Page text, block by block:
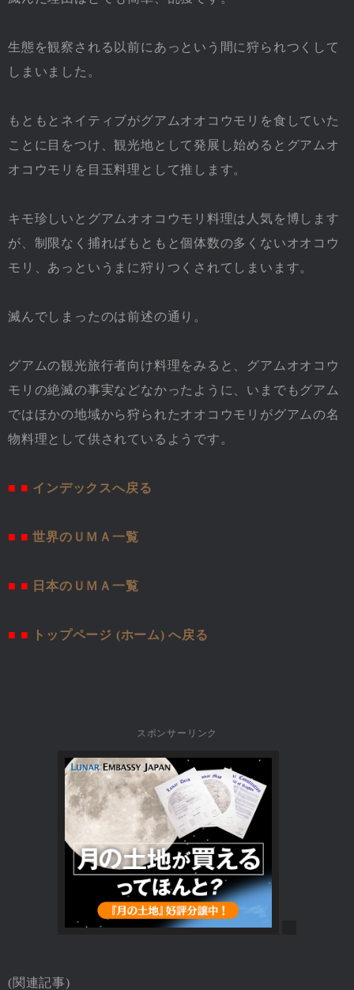
生態を観察される以前にあっという間に狩られつくして
しまいました。
もともとネイティブがグアムオオコウモリを食していた
ことに目をつけ、観光地として発展し始めるとグアムオ
オコウモリを目玉料理として推します。
キモ珍しいとグアムオオコウモリ料理は人気を博します
が、制限なく捕ればもともと個体数の多くないオオコウ
モリ、あっというまに狩りつくされてしまいます。
滅んでしまったのは前述の通り。
グアムの観光旅行者向け料理をみると、グアムオオコウ
モリの絶滅の事実などなかったように、いまでもグアム
ではほかの地域から狩られたオオコウモリがグアムの名
物料理として供されているようです。
■ ■ インデックスへ戻る
■ ■ 世界のＵＭＡ一覧
■ ■ 日本のＵＭＡ一覧
■ ■ トップページ (ホーム) へ戻る
スポンサーリンク
(関連記事)